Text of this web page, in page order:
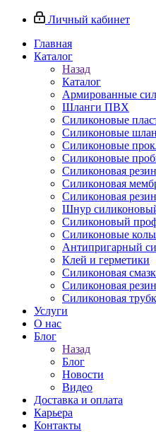
Личный кабинет
Главная
Каталог
Назад
Каталог
Армированные
Шланги ПВХ
Силиконовые
Силиконовые
Силиконовые
Силиконовые
Силиконовая
Силиконовая
Силиконовая
Шнур
Силиконовый
Силиконовые
Антипригарный
Клей и герметики
Силиконовая
Силиконовая
Силиконовая
Услуги
О нас
Блог
Назад
Блог
Новости
Видео
Доставка и оплата
Карьера
Контакты